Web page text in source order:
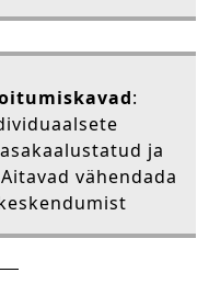
:
ja
vähendada